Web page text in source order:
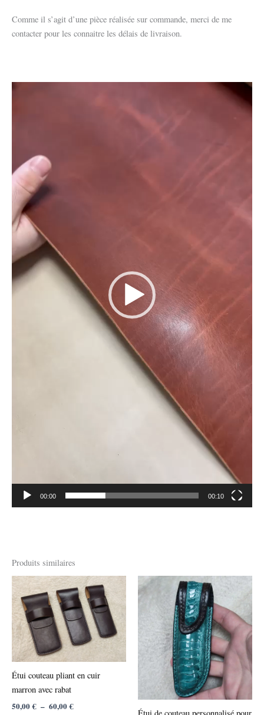
Comme il s’agit d’une pièce réalisée sur commande, merci de me
contacter pour les connaitre les délais de livraison.
Lecteur
00:00 00:10
Produits similaires
Étui couteau pliant en cuir
marron avec rabat
50,00€ – 60,00€
Plage
de
prix :
50,00 €
à
60,00 €
Ce
produit
a
plusieurs
variations.
peuvent